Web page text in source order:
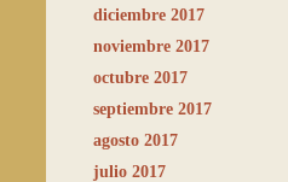
diciembre 2017
noviembre 2017
octubre 2017
septiembre 2017
agosto 2017
julio 2017